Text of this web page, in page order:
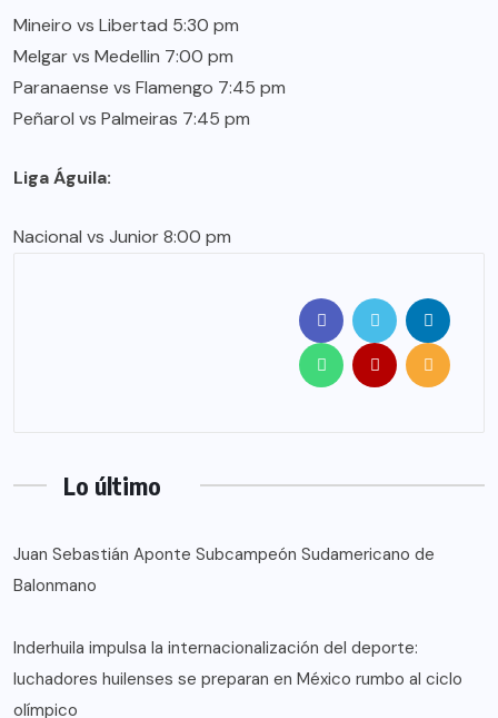
Mineiro vs Libertad 5:30 pm
Melgar vs Medellin 7:00 pm
Paranaense vs Flamengo 7:45 pm
Peñarol vs Palmeiras 7:45 pm
Liga Águila:
Nacional vs Junior 8:00 pm
Lo último
Juan Sebastián Aponte Subcampeón Sudamericano de
Balonmano
Inderhuila impulsa la internacionalización del deporte:
luchadores huilenses se preparan en México rumbo al ciclo
olímpico